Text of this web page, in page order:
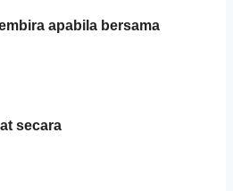
apabila bersama
secara